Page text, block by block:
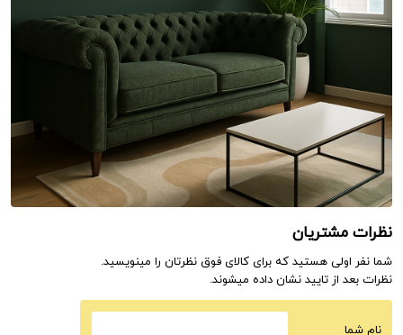
نظرات مشتریان
شما نفر اولی هستید که برای کالای فوق نظرتان را مینویسید.
نظرات بعد از تایید نشان داده میشوند.
نام شما